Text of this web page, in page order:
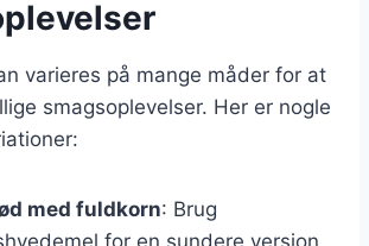
varieres på mange måder for at
smagsoplevelser. Her er nogle
med fuldkorn: Brug
for en sundere version